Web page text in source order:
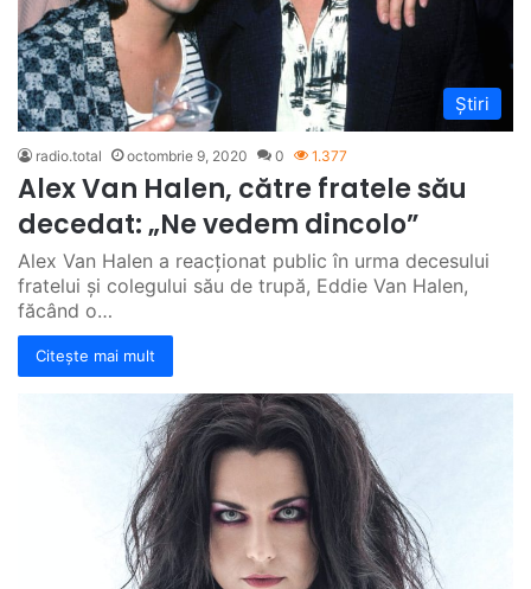
Știri
radio.total octombrie 9, 2020 0 1.377
Alex Van Halen, către fratele său
decedat: „Ne vedem dincolo”
Alex Van Halen a reacționat public în urma decesului
fratelui și colegului său de trupă, Eddie Van Halen,
făcând o…
Citește mai mult